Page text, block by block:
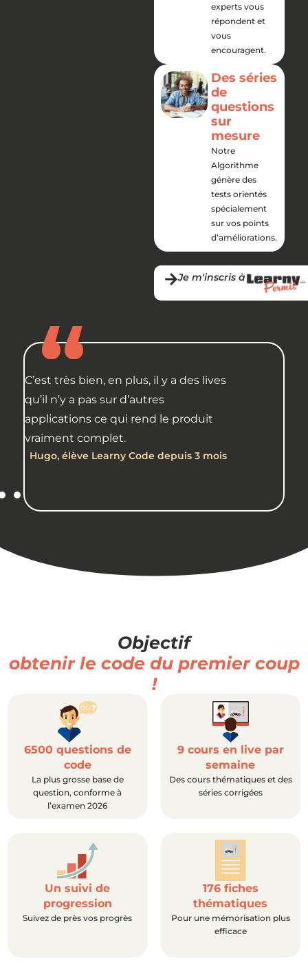
experts vous
répondent et
vous
encouragent.
Des séries
de
questions
sur
mesure
Notre
Algorithme
génère des
tests orientés
spécialement
sur vos points
d’améliorations.
Je m'inscris à
y a des lives
le produit
3 mois
Ce n'est pas seulement une
plateforme, on a quelqu’un à qui se
raccrocher. On a l’avis d’une personne
qui est là et qui a de l’expérience
aussi et c’est intéressant.
Objectif
obtenir le code du premier coup
!
6500 questions de
code
La plus grosse base de
question, conforme à
l’examen 2026
9 cours en live par
semaine
Des cours thématiques et des
séries corrigées
Un suivi de
progression
Suivez de près vos progrès
176 fiches
thématiques
Pour une mémorisation plus
efficace